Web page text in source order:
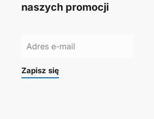
naszych promocji
Zapisz się